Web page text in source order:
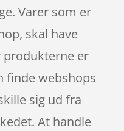
Varer som er
skal have
produkterne er
finde webshops
sig ud fra
At handle